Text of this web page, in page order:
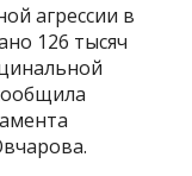
агрессии в
126 тысяч